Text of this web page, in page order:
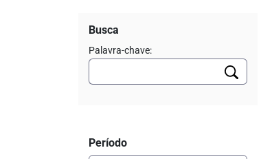
Busca
Palavra-chave:
Período